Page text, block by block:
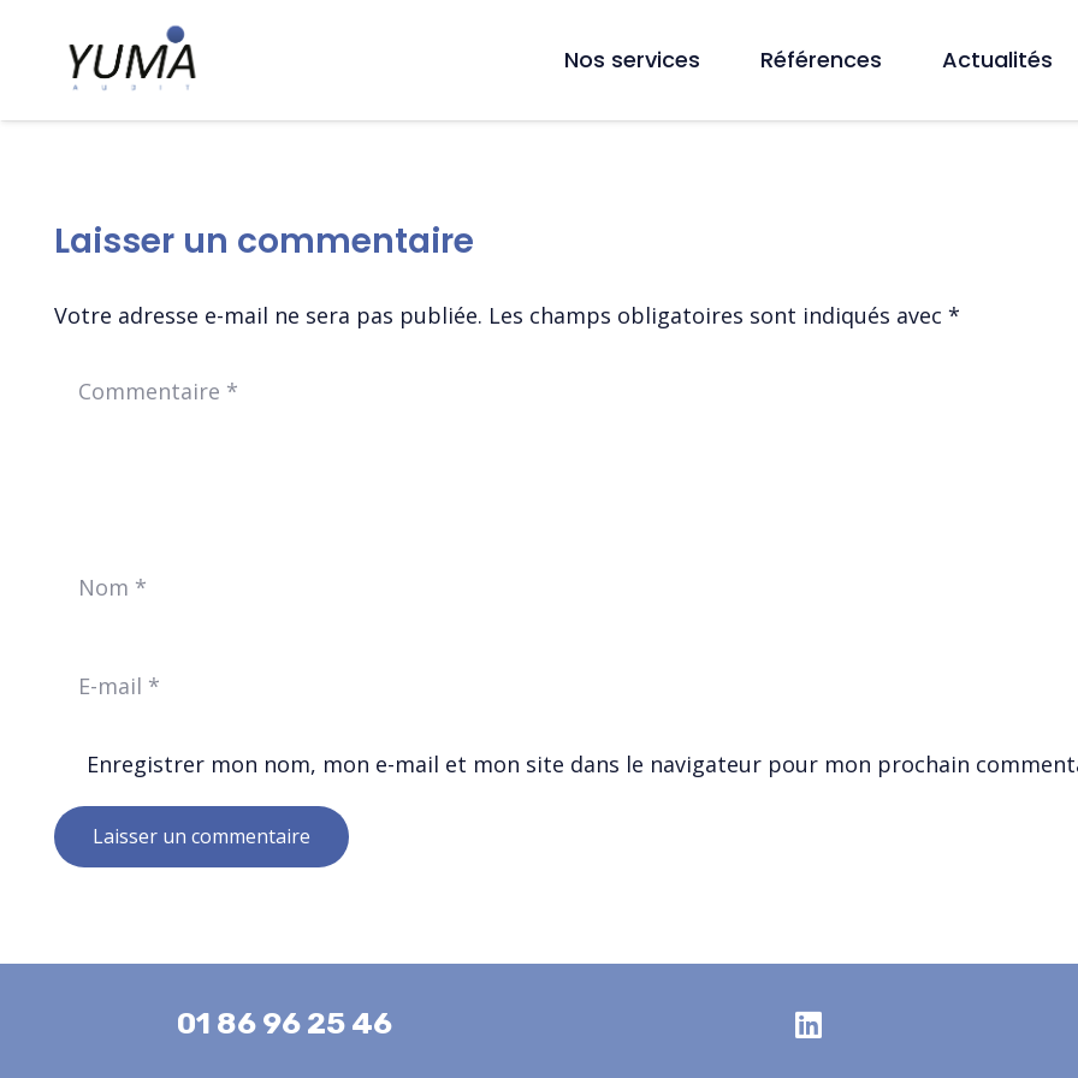
Nos services Références Actualités
Laisser un commentaire
Votre adresse e-mail ne sera pas publiée. Les champs obligatoires sont indiqués avec *
Enregistrer mon nom, mon e-mail et mon site dans le navigateur pour mon prochain
Laisser un commentaire
01 86 96 25 46